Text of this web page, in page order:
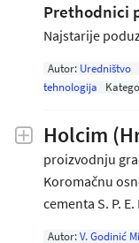
Prethodnici
Najstarije
Autor: Uredništvo
tehnologija
Holcim
proizvodnju
Koromačnu
cementa S. P.
Autor: V. Godinić